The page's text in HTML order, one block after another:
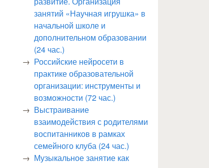
занятий «Научная игрушка» в
начальной школе и
дополнительном образовании
(24 час.)
Российские нейросети в
практике образовательной
организации: инструменты и
возможности (72 час.)
Выстраивание
взаимодействия с родителями
воспитанников в рамках
семейного клуба (24 час.)
Музыкальное занятие как